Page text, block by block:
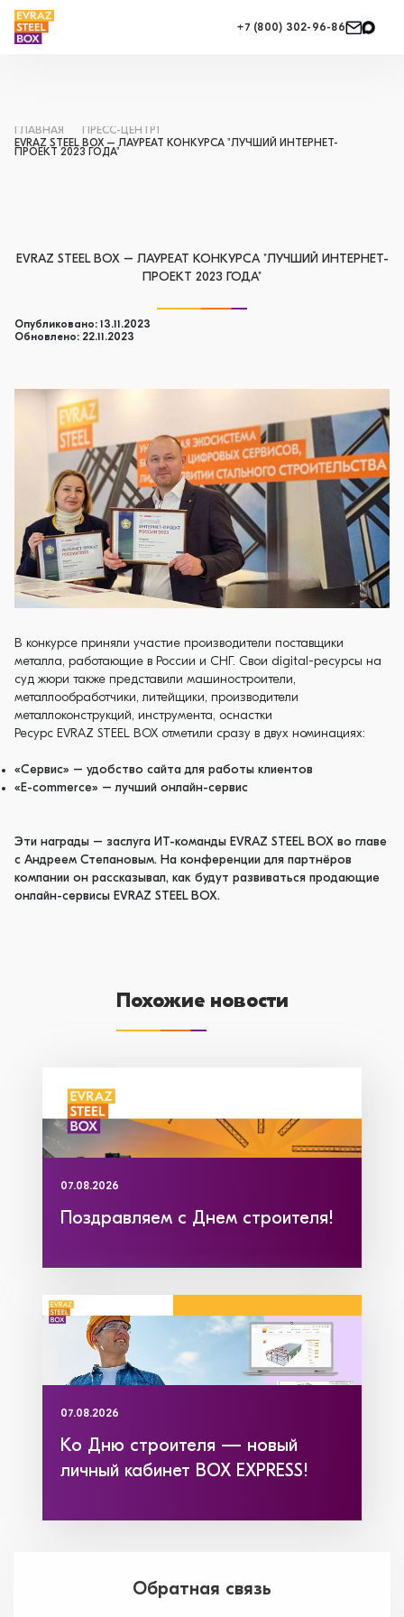
+7 (800) 302-96-86
ГЛАВНАЯ
ПРЕСС-ЦЕНТР1
EVRAZ STEEL BOX – ЛАУРЕАТ КОНКУРСА "ЛУЧШИЙ ИНТЕРНЕТ-
ПРОЕКТ 2023 ГОДА"
EVRAZ STEEL BOX – ЛАУРЕАТ КОНКУРСА "ЛУЧШИЙ ИНТЕРНЕТ-
ПРОЕКТ 2023 ГОДА"
Опубликовано: 13.11.2023
Обновлено: 22.11.2023
В конкурсе приняли участие производители поставщики
металла, работающие в России и СНГ. Свои digital-ресурсы на
суд жюри также представили машиностроители,
металлообработчики, литейщики, производители
металлоконструкций, инструмента, оснастки
Ресурс EVRAZ STEEL BOX отметили сразу в двух номинациях:
«Сервис» – удобство сайта для работы клиентов
«E-commerce» – лучший онлайн-сервис
Эти награды – заслуга ИТ-команды EVRAZ STEEL BOX во главе
с Андреем Степановым. На конференции для партнёров
компании он рассказывал, как будут развиваться продающие
онлайн-сервисы EVRAZ STEEL BOX.
Похожие новости
07.08.2026
Поздравляем с Днем строителя!
07.08.2026
Ко Дню строителя — новый
личный кабинет BOX EXPRESS!
Обратная связь